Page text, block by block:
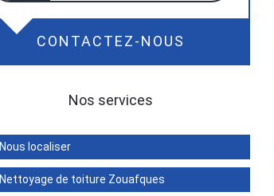
CONTACTEZ-NOUS
Nos services
Nous localiser
Nettoyage de toiture Zouafques